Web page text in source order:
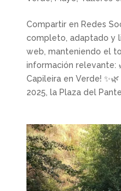
Compartir en Redes
completo, adaptado y
web, manteniendo el
información relevante:
Capileira en Verde!
2025, la Plaza del